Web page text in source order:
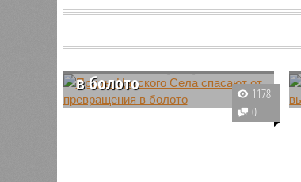
Пруды Царского Села
в болото
В музее-заповеднике «Царское
1178
0